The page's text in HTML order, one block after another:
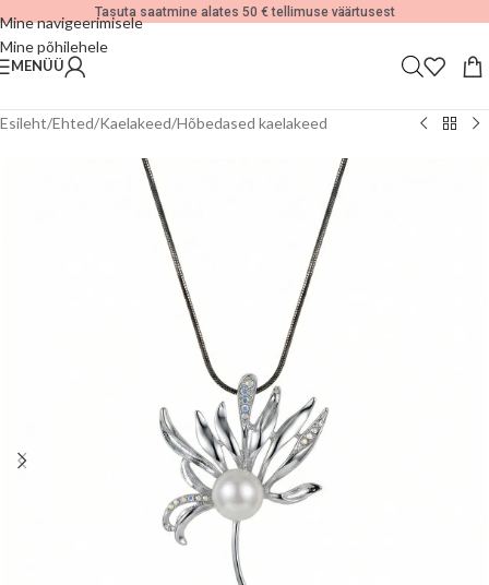
Mine navigeerimisele
Mine põhilehele
Tasuta saatmine alates 50 € tellimuse väärtusest
MENÜÜ
Esileht/Ehted/Kaelakeed/Hõbedased kaelakeed